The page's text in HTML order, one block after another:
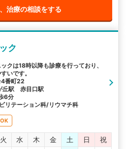
治療の相談をする
ク
クは18時以降も診療を行っており、
いです。
4番町22
丘駅 赤目口駅
6分
リテーション科/リウマチ科
火 水 木 金 土 日
祝